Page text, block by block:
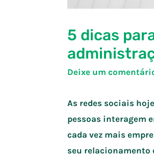
5 dicas
Deixe um
As redes sociais
pessoas interagem
cada vez mais
seu relacionamento